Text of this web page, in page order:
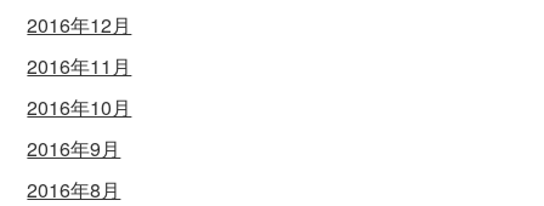
2016年12月
2016年11月
2016年10月
2016年9月
2016年8月